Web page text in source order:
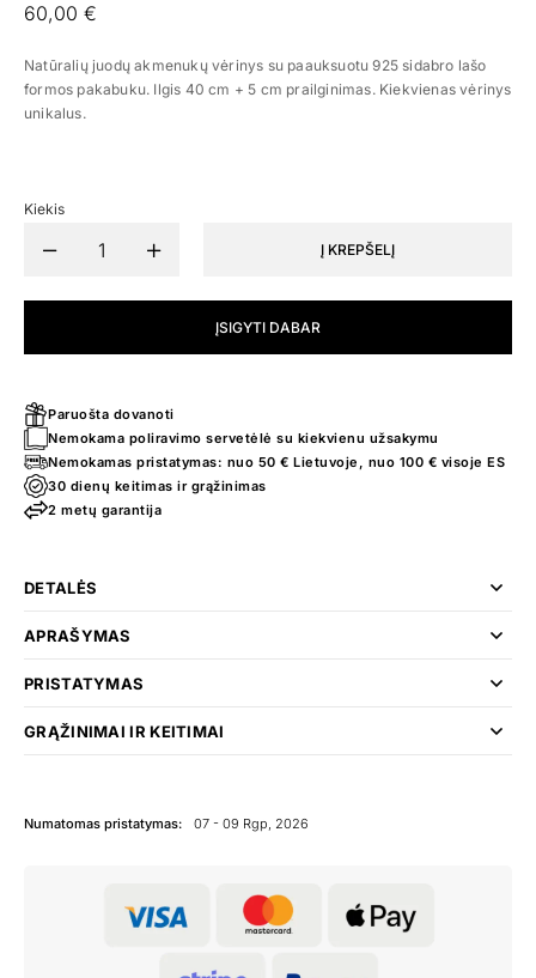
60,00 €
Natūralių juodų akmenukų vėrinys su paauksuotu 925 sidabro lašo
formos pakabuku. Ilgis 40 cm + 5 cm prailginimas. Kiekvienas vėrinys
unikalus.
Kiekis
Į KREPŠELĮ
ĮSIGYTI DABAR
Paruošta dovanoti
Nemokama poliravimo servetėlė su kiekvienu užsakymu
Nemokamas pristatymas: nuo 50 € Lietuvoje, nuo 100 € visoje ES
30 dienų keitimas ir grąžinimas
2 metų garantija
DETALĖS
APRAŠYMAS
PRISTATYMAS
GRĄŽINIMAI IR KEITIMAI
Numatomas pristatymas: 07 - 09 Rgp, 2026